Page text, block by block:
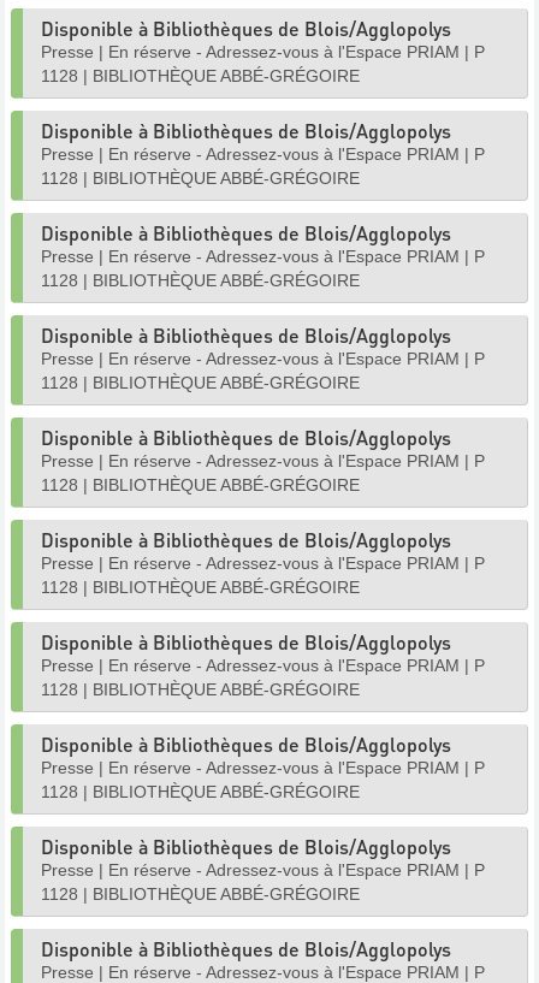
Disponible à Bibliothèques de Blois/Agglopolys
Presse | En réserve - Adressez-vous à l'Espace PRIAM | P
1128 | BIBLIOTHÈQUE ABBÉ-GRÉGOIRE
Disponible à Bibliothèques de Blois/Agglopolys
Presse | En réserve - Adressez-vous à l'Espace PRIAM | P
1128 | BIBLIOTHÈQUE ABBÉ-GRÉGOIRE
Disponible à Bibliothèques de Blois/Agglopolys
Presse | En réserve - Adressez-vous à l'Espace PRIAM | P
1128 | BIBLIOTHÈQUE ABBÉ-GRÉGOIRE
Disponible à Bibliothèques de Blois/Agglopolys
Presse | En réserve - Adressez-vous à l'Espace PRIAM | P
1128 | BIBLIOTHÈQUE ABBÉ-GRÉGOIRE
Disponible à Bibliothèques de Blois/Agglopolys
Presse | En réserve - Adressez-vous à l'Espace PRIAM | P
1128 | BIBLIOTHÈQUE ABBÉ-GRÉGOIRE
Disponible à Bibliothèques de Blois/Agglopolys
Presse | En réserve - Adressez-vous à l'Espace PRIAM | P
1128 | BIBLIOTHÈQUE ABBÉ-GRÉGOIRE
Disponible à Bibliothèques de Blois/Agglopolys
Presse | En réserve - Adressez-vous à l'Espace PRIAM | P
1128 | BIBLIOTHÈQUE ABBÉ-GRÉGOIRE
Disponible à Bibliothèques de Blois/Agglopolys
Presse | En réserve - Adressez-vous à l'Espace PRIAM | P
1128 | BIBLIOTHÈQUE ABBÉ-GRÉGOIRE
Disponible à Bibliothèques de Blois/Agglopolys
Presse | En réserve - Adressez-vous à l'Espace PRIAM | P
1128 | BIBLIOTHÈQUE ABBÉ-GRÉGOIRE
Disponible à Bibliothèques de Blois/Agglopolys
Presse | En réserve - Adressez-vous à l'Espace PRIAM | P